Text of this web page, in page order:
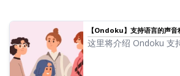
【Ondoku】支持语言的声音
这里将介绍 Ondoku 支